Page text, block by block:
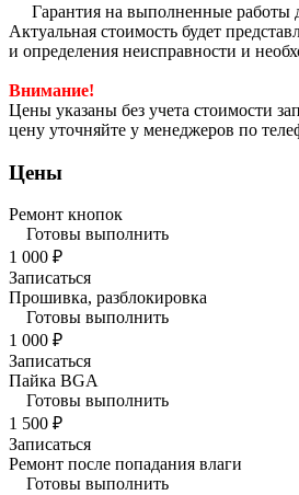
Гарантия на выполненные работы
Актуальная стоимость будет
и определения неисправности и
Внимание!
Цены указаны без учета стоимости
цену уточняйте у менеджеров по
Цены
Ремонт кнопок
Готовы выполнить
1 000 ₽
Записаться
Прошивка, разблокировка
Готовы выполнить
1 000 ₽
Записаться
Пайка BGA
Готовы выполнить
1 500 ₽
Записаться
Ремонт после попадания влаги
Готовы выполнить